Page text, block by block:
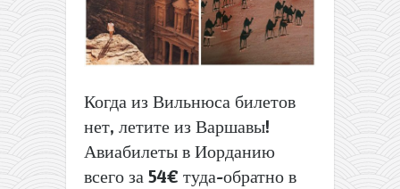
на
Ближний
17€
туда-
обратно!
(апрель-
август
Когда из Вильнюса билетов
нет, летите из Варшавы!
Авиабилеты в Иорданию
всего за 54€ туда-обратно в